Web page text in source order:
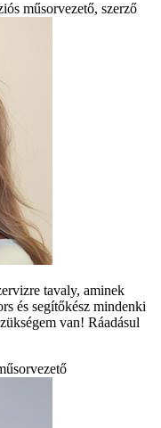
műsorvezető, szerző
tavaly, aminek
és segítőkész mindenki
van! Ráadásul